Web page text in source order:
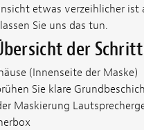
etwas verzeihlicher
Sie uns das tun.
der
(Innenseite der Maske)
Sie klare
Maskierung